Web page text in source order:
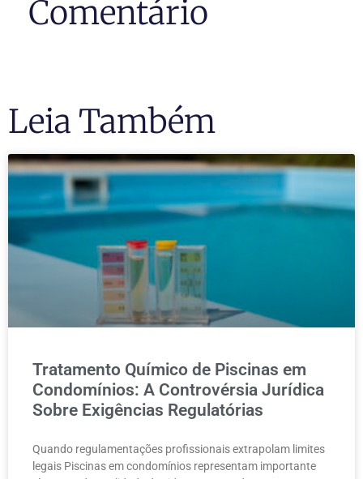
Comentário
Leia Também
Tratamento Químico de Piscinas em
Condomínios: A Controvérsia Jurídica
Sobre Exigências Regulatórias
Quando regulamentações profissionais extrapolam limites
legais Piscinas em condomínios representam importante